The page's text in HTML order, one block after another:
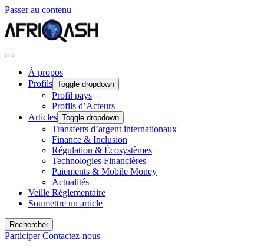
Passer au contenu
À propos
Profils Toggle dropdown
Profil pays
Profils d’Acteurs
Articles Toggle dropdown
Transferts d’argent internationaux
Finance & Inclusion
Régulation & Écosystèmes
Technologies Financières
Paiements & Mobile Money
Actualités
Veille Réglementaire
Soumettre un article
Rechercher
ParticiperContactez-nous